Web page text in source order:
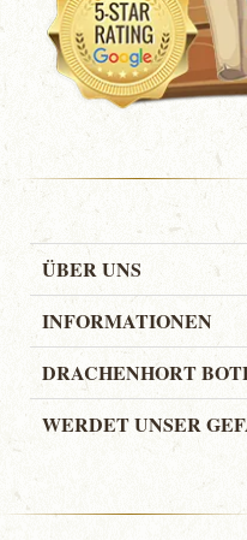
ÜBER UNS
INFORMATIONEN
DRACHENHORT
WERDET UNSER